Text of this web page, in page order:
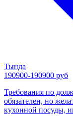
Тында
190900-190900 руб
Требования по
обязателен, но
кухонной посуды,